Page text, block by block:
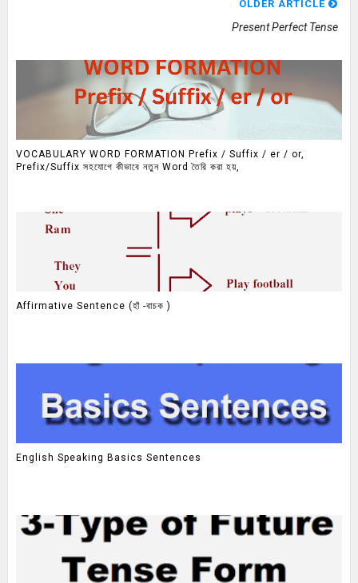
OLDER ARTICLE
Present Perfect Tense
VOCABULARY WORD FORMATION Prefix / Suffix / er / or,
Prefix/Suffix সহযোগে কীভাবে নতুন Word তৈরি করা হয়,
Affirmative Sentence (হাঁ -বাচক )
English Speaking Basics Sentences